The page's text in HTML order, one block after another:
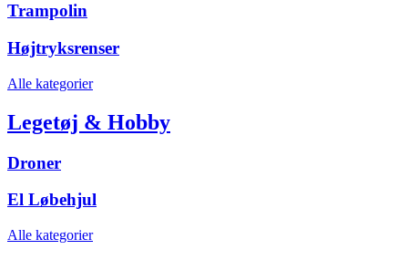
Trampolin
Højtryksrenser
Alle kategorier
Legetøj & Hobby
Droner
El Løbehjul
Alle kategorier